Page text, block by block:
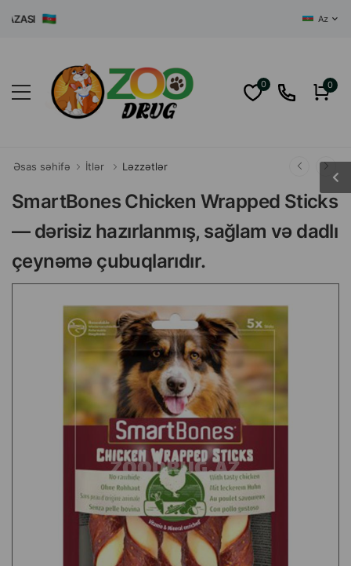
Az
0 0
Əsas səhifə İtlər Ləzzətlər
SmartBones Chicken Wrapped Sticks
— dərisiz hazırlanmış, sağlam və dadlı
çeynəmə çubuqlarıdır.